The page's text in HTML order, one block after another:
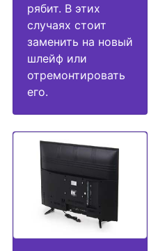
рябит. В этих
случаях стоит
заменить на новый
шлейф или
отремонтировать
его.